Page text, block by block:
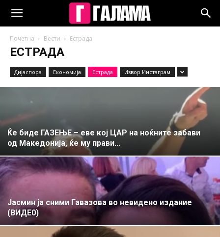
Почетна Вести Естрада
ЕСТРАДА
Дијаспора Економија Естрада Извор Инстаграм
Ќе биде ГАЗЕЊЕ – еве кој ЦАР на ноќните забави
од Македонија, ќе му прави...
Јасмин ја сними Гавазова во невидено издание
(ВИДЕ0)